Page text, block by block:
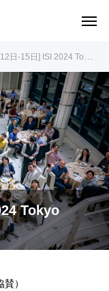
日-15日] ISI 2024 Tokyo
Tokyo
）